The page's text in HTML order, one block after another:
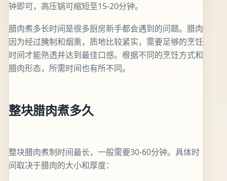
钟即可，高压锅可缩短至15-20分钟。
腊肉煮多长时间是很多厨房新手都会遇到的问题。腊肉
因为经过腌制和烟熏，质地比较紧实，需要足够的烹饪
时间才能熟透并达到最佳口感。根据不同的烹饪方式和
腊肉形态，所需时间也有所不同。
整块腊肉煮多久
整块腊肉煮制时间最长，一般需要30-60分钟。具体时
间取决于腊肉的大小和厚度：